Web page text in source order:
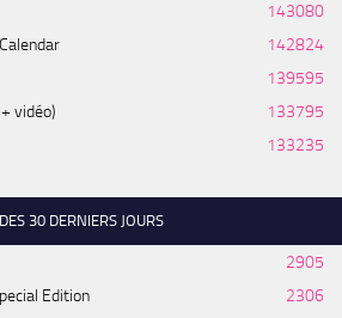
143080
142824
139595
vidéo)
133795
133235
30 DERNIERS JOURS
2905
Edition
2306